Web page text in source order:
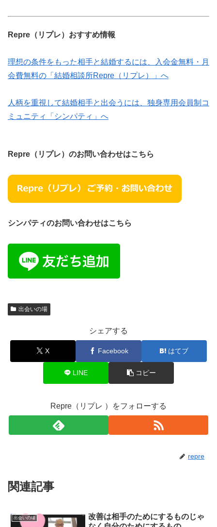
Repre（リプレ）おすすめ情報
理想の条件をもった相手と結婚するには、入会金無料・月
会費無料の「結婚相談所Repre（リプレ）」へ
人柄を重視して結婚相手と出会うには、独身専用会員制コ
ミュニティ「シンパティ」へ
Repre（リプレ）のお問い合わせはこちら
シンパティのお問い合わせはこちら
出会いの場
シェアする
X Facebook はてブ
LINE コピー
Repre（リプレ ）をフォローする
repre
関連記事
出会いの場
改善は相手のためにするものじゃ